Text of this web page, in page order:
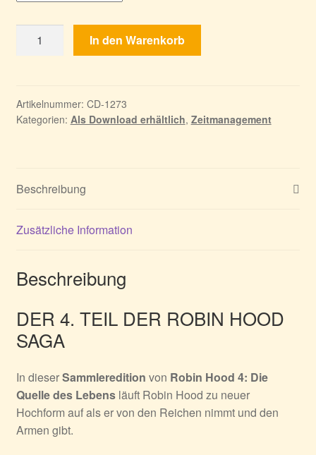
Hood
Quelle
des
In den Warenkorb
Artikelnummer: CD-1273
Kategorien: Als Download erhältlich, Zeitmanagement
Beschreibung
Zusätzliche Information
Beschreibung
DER 4. TEIL DER ROBIN HOOD
SAGA
In dieserSammleredition von Robin Hood 4: Die
Quelle des Lebens läuft Robin Hood zu neuer
Hochform auf als er von den Reichen nimmt und den
Armen gibt.